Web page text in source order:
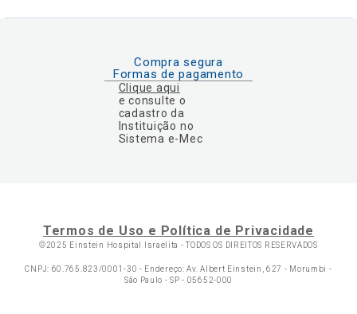
Compra segura
Formas de pagamento
Clique aqui
e consulte o
cadastro da
Instituição no
Sistema e-Mec
Termos de Uso e Política de Privacidade
©2025 Einstein Hospital Israelita -TODOS OS DIREITOS RESERVADOS
CNPJ: 60.765.823/0001-30 - Endereço: Av. Albert Einstein, 627 - Morumbi -
São Paulo - SP - 05652-000